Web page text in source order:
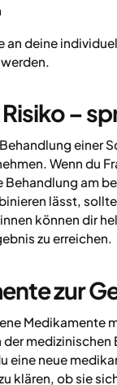
an deine
–
einer
Wenn du
Behandlung am
lässt,
können dir
zu erreichen.
zur
Medikamente
der
eine neue
klären, ob sie